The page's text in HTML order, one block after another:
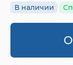
В наличии